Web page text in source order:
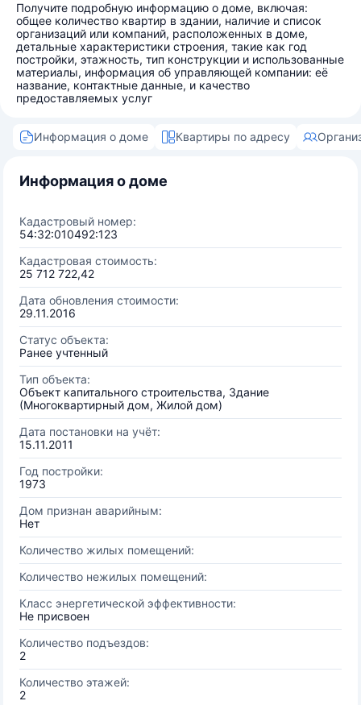
Получите подробную информацию о доме, включая:
общее количество квартир в здании, наличие и список
организаций или компаний, расположенных в доме,
детальные характеристики строения, такие как год
постройки, этажность, тип конструкции и использованные
материалы, информация об управляющей компании: её
название, контактные данные, и качество
предоставляемых услуг
Информация о доме Квартиры по адресу
Информация о доме
Кадастровый номер:
54:32:010492:123
Кадастровая стоимость:
25 712 722,42
Дата обновления стоимости:
29.11.2016
Статус объекта:
Ранее учтенный
Тип объекта:
Объект капитального строительства, Здание
(Многоквартирный дом, Жилой дом)
Дата постановки на учёт:
15.11.2011
Год постройки:
1973
Дом признан аварийным:
Нет
Количество жилых помещений:
Количество нежилых помещений:
Класс энергетической эффективности:
Не присвоен
Количество подъездов:
2
Количество этажей:
2